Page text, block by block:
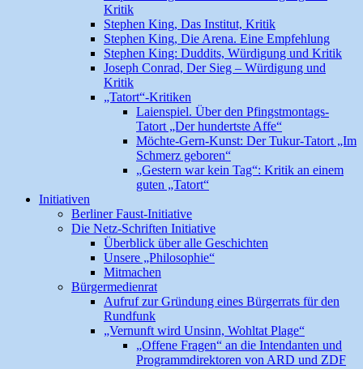
Kritik
Stephen King, Das Institut, Kritik
Stephen King, Die Arena. Eine Empfehlung
Stephen King: Duddits, Würdigung und Kritik
Joseph Conrad, Der Sieg – Würdigung und
Kritik
„Tatort“-Kritiken
Laienspiel. Über den Pfingstmontags-
Tatort „Der hundertste Affe“
Möchte-Gern-Kunst: Der Tukur-Tatort „Im
Schmerz geboren“
„Gestern war kein Tag“: Kritik an einem
guten „Tatort“
Initiativen
Berliner Faust-Initiative
Die Netz-Schriften Initiative
Überblick über alle Geschichten
Unsere „Philosophie“
Mitmachen
Bürgermedienrat
Aufruf zur Gründung eines Bürgerrats für den
Rundfunk
„Vernunft wird Unsinn, Wohltat Plage“
„Offene Fragen“ an die Intendanten und
Programmdirektoren von ARD und ZDF